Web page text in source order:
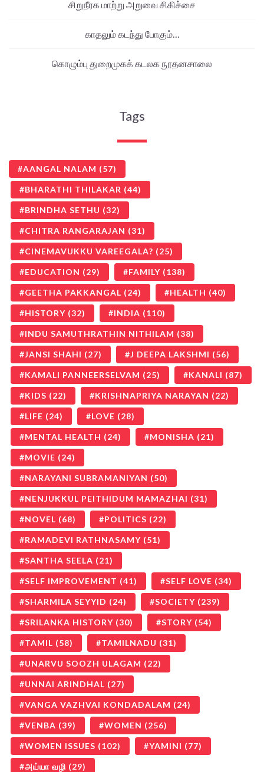
சிறுநீரக மாற்று அறுவை சிகிச்சை
காதலும் கடந்து போகும்…
கொழும்பு துறைமுகக் கடலக நூதனசாலை
Tags
AANGAL NALAM (57)
BHARATHI THILAKAR (44)
BRINDHA SETHU (32)
CHITRA RANGARAJAN (31)
CINEMAVUKKU VAREEGALA? (25)
EDUCATION (29) FAMILY (138)
GEETHA PAKKANGAL (24) HEALTH (40)
HISTORY (32) INDIA (110)
INDU SAMUTHRATHIN NITHILAM (38)
JANSI SHAHI (27) J DEEPA LAKSHMI (56)
KAMALI PANNEERSELVAM (25) KANALI (87)
KIDS (22) KRISHNAPRIYA NARAYAN (22)
LIFE (24) LOVE (28)
MENTAL HEALTH (24) MONISHA (21)
MOVIE (24)
NARAYANI SUBRAMANIYAN (50)
NENJUKKUL PEITHIDUM MAMAZHAI (31)
NOVEL (68) POLITICS (22)
RAMADEVI RATHNASAMY (51)
SANTHA SEELA (21)
SELF IMPROVEMENT (41) SELF LOVE (34)
SHARMILA SEYYID (24) SOCIETY (239)
SRILANKA HISTORY (30) STORY (54)
TAMIL (58) TAMILNADU (31)
UNARVU SOOZH ULAGAM (22)
UNNAI ARINDHAL (27)
VANGA VAZHVAI KONDADALAM (24)
VENBA (39) WOMEN (256)
WOMEN ISSUES (102) YAMINI (77)
அய்யா வழி (29)